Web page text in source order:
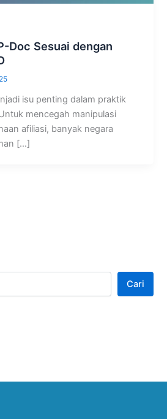
Doc Sesuai dengan
isu penting dalam praktik
mencegah manipulasi
afiliasi, banyak negara
[…]
Cari